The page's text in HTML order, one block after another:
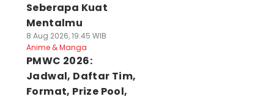
Seberapa Kuat
Mentalmu
8 Aug 2026, 19:45 WIB
Anime & Manga
PMWC 2026:
Jadwal, Daftar Tim,
Format, Prize Pool,